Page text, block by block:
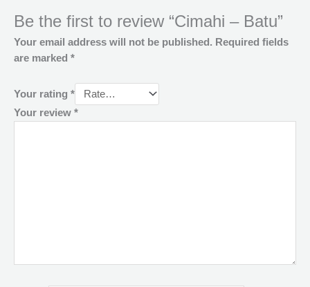
Be the first to review “Cimahi – Batu”
Your email address will not be published. Required fields
are marked *
Your rating *
Your review *